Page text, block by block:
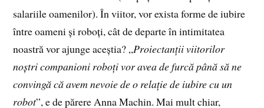
salariile oamenilor). În viitor, vor exista forme de iubire
între oameni și roboți, cât de departe în intimitatea
noastră vor ajunge aceștia? „Proiectanții viitorilor
noștri companioni roboți vor avea de furcă până să ne
convingă că avem nevoie de o relație de iubire cu un
robot”, e de părere Anna Machin. Mai mult chiar,